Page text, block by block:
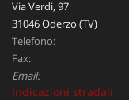
Via Verdi, 97
31046 Oderzo (TV)
Telefono:
Fax:
Email:
Indicazioni stradali